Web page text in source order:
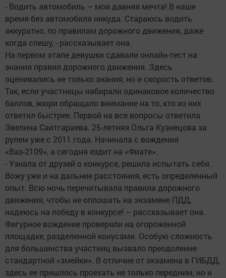
- Водить автомобиль – моя давняя мечта! В наше
время без автомобиля никуда. Стараюсь водить
аккуратно, по правилам дорожного движения, даже
когда спешу, - рассказывает она.
На первом этапе девушки сдавали онлайн-тест на
знания правил дорожного движения. Здесь
оценивались не только знания, но и скорость ответов.
Так, если участницы набирали одинаковое количество
баллов, жюри обращало внимание на то, кто из них
ответил быстрее. Первой на все вопросы ответила
Эвелина Саитгараева. 25-летняя Ольга Кузнецова за
рулем уже с 2011 года. Начинала с вождения
«Ваз-2109», а сегодня ездит на «Фиате».
- Узнала от друзей о конкурсе, решила испытать себя.
Вожу уже и на дальние расстояния, есть определенный
опыт. Всю ночь перечитывала правила дорожного
движения, чтобы не оплошать на экзамене ПДД,
надеюсь на победу в конкурсе! – рассказывает она.
Фигурное вождение проверяли на огороженной
площадке, разделенной конусами. Особую сложность
для большинства участниц вызвало преодоление
стандартной «змейки». В отличие от экзамена в ГИБДД,
здесь ее пришлось проехать не только передним, но и